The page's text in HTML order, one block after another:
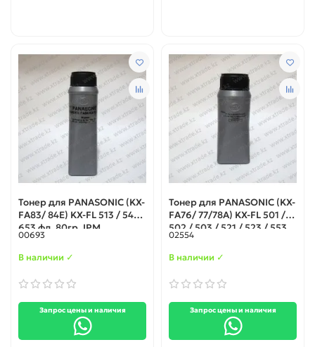
Тонер для PANASONIC (KX-
FA83/ 84E) KX-FL 513 / 543 /
653 фл. 80гр. IPM
00693
В наличии ✓
Запрос цены и наличия
Тонер для PANASONIC (KX-
FA76/ 77/78A) KX-FL 501 /
502 / 503 / 521 / 523 / 553
фл. 50гр. IPM
02554
В наличии ✓
Запрос цены и наличия